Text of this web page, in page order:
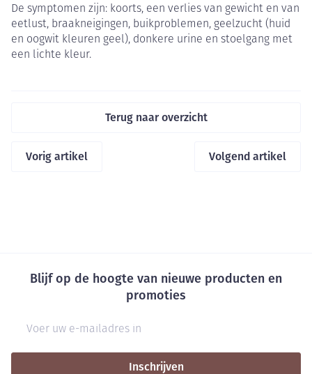
De symptomen zijn: koorts, een verlies van gewicht en van
eetlust, braakneigingen, buikproblemen, geelzucht (huid
en oogwit kleuren geel), donkere urine en stoelgang met
een lichte kleur.
Terug naar overzicht
Vorig artikel Volgend artikel
Blijf op de hoogte van nieuwe producten en
promoties
Inschrijven